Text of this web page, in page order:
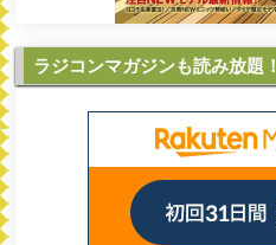
ラジコンマガジンも読み放題！